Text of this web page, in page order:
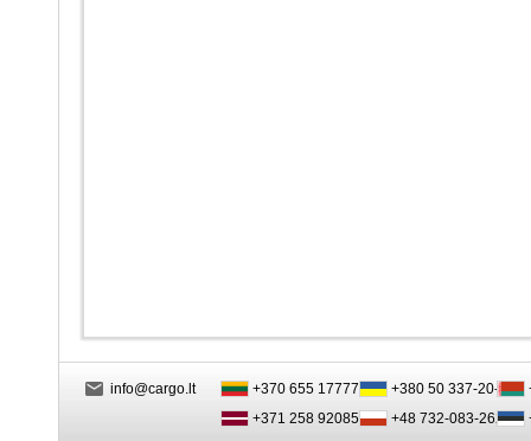
info@cargo.lt
+370 655 17777
+371 258 92085
+380 50 337-20-47
+48 732-083-262